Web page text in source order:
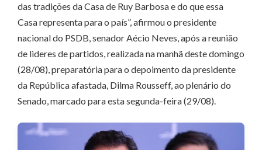
das tradições da Casa de Ruy Barbosa e do que essa
Casa representa para o país”, afirmou o presidente
nacional do PSDB, senador Aécio Neves, após a reunião
de lideres de partidos, realizada na manhã deste domingo
(28/08), preparatória para o depoimento da presidente
da República afastada, Dilma Rousseff, ao plenário do
Senado, marcado para esta segunda-feira (29/08).